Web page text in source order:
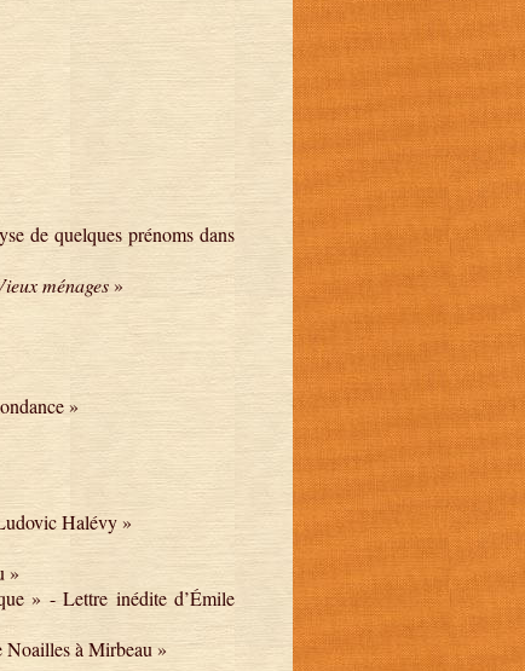
de quelques prénoms dans
ménages»
»
Halévy »
»
» - Lettre inédite d’Émile
à Mirbeau »